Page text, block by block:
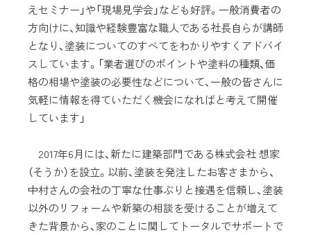
えセミナー」や「現場見学会」なども好評。一般消費者の
方向けに、知識や経験豊富な職人である社長自らが講師
となり、塗装についてのすべてをわかりやすくアドバイ
スしています。「業者選びのポイントや塗料の種類、価
格の相場や塗装の必要性などについて、一般の皆さんに
気軽に情報を得ていただく機会になればと考えて開催
しています」
2017年6月には、新たに建築部門である株式会社 想家
（そうか）を設立。以前、塗装を発注したお客さまから、
中村さんの会社の丁寧な仕事ぶりと接遇を信頼し、塗装
以外のリフォームや新築の相談を受けることが増えて
きた背景から、家のことに関してトータルでサポートで